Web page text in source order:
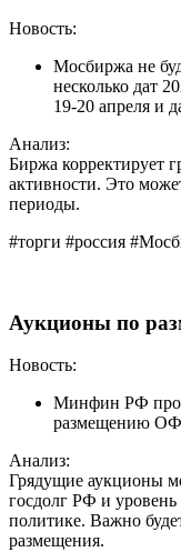
Новость:
Мосбиржа не
несколько дат
19-20 апреля и
Анализ:
Биржа корректирует
активности. Это
периоды.
#торги #россия
Аукционы по
Новость:
Минфин РФ
размещению
Анализ:
Грядущие аукционы
госдолг РФ и
политике. Важно
размещения.